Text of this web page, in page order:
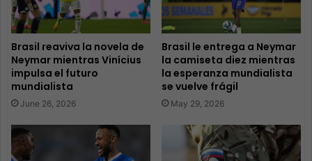
Brasil reaviva la novela de
Neymar mientras Vinícius
impulsa el futuro
mundialista
June 26, 2026
Brasil le entrega a Neymar
la camiseta diez mientras
la esperanza mundialista
se vuelve frágil
May 29, 2026